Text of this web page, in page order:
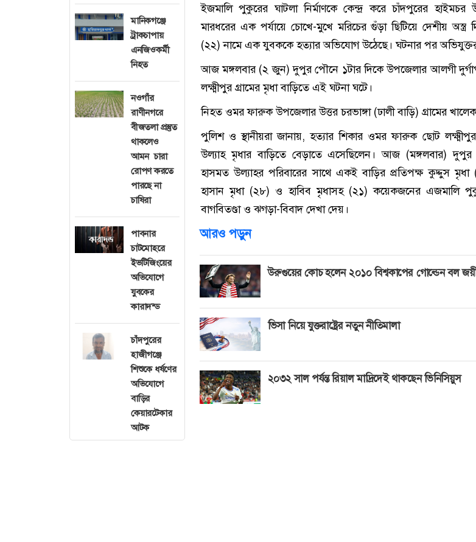
মানিকগঞ্জে
ট্রাকচাপায়
এনজিওকর্মী
নিহত
নওগাঁর
রাণীনগরে
বীজতলা প্রস্তুত
থাকলেও
আমন চারা
রোপণ করতে
পারছে না
চাষিরা
পাবনার
চাটমোহরে
ইভটিজিংয়ের
অভিযোগে
যুবকের
কারাদন্ড
চাঁদপুরের
হাজীগঞ্জে
শিশুকে ধর্ষণের
অভিযোগে
বাড়ির
কেয়ারটেকার
আটক
ইজমালি পুকুরের ঘাটলা নির্মাণকে কেন্দ্র করে চাঁদপুরের
মারধরের এক পর্যায়ে চোখে-মুখে মরিচের গুঁড়া ছিটিয়ে দেশীয়
(২২) নামে এক যুবককে হত্যার অভিযোগ উঠেছে। ঘটনার পর
আজ মঙ্গলবার (২ জুন) দুপুর পৌনে ১টার দিকে উপজেলার আলগী
লক্ষ্মীপুর গ্রামের মৃধা বাড়িতে এই ঘটনা ঘটে।
নিহত ওমর ফারুক উপজেলার উত্তর চরভাঙ্গা (ঢালী বাড়ি) গ্রামের
পুলিশ ও স্থানীয়রা জানায়, হত্যার শিকার ওমর ফারুক ছোট
উল্যাহ মৃধার বাড়িতে বেড়াতে এসেছিলেন। আজ (মঙ্গলবার)
হাসমত উল্যাহর পরিবারের সাথে একই বাড়ির প্রতিপক্ষ কুদ্দুস
হাসান মৃধা (২৮) ও হাবিব মৃধাসহ (২১) কয়েকজনের এজমালি
বাগবিতণ্ডা ও ঝগড়া-বিবাদ দেখা দেয়।
আরও পড়ুন
উরুগুয়ের কোচ হলেন ২০১০ বিশ্বকাপের গোল্ডেন বল
ভিসা নিয়ে যুক্তরাষ্ট্রের নতুন নীতিমালা
২০৩২ সাল পর্যন্ত রিয়াল মাদ্রিদেই থাকছেন ভিনিসিয়ুস